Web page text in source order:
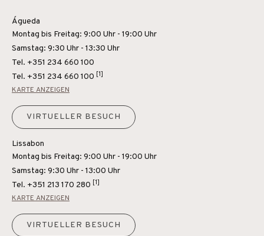
Águeda
Montag bis Freitag: 9:00 Uhr - 19:00 Uhr
Samstag: 9:30 Uhr - 13:30 Uhr
Tel. +351 234 660 100
Tel. +351 234 660 100 [1]
KARTE ANZEIGEN
VIRTUELLER BESUCH
Lissabon
Montag bis Freitag: 9:00 Uhr - 19:00 Uhr
Samstag: 9:30 Uhr - 13:00 Uhr
Tel. +351 213 170 280 [1]
KARTE ANZEIGEN
VIRTUELLER BESUCH